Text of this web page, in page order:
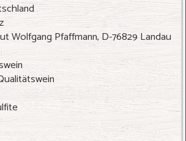
Wolfgang Pfaffmann, D-76829 Landau